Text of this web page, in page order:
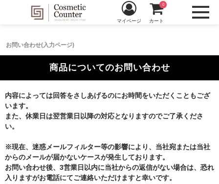
お問い合わせ(入力ページ)
マイページ カート
0
商品についてのお問い合わせ
内容によっては回答をさしあげるのにお時間をいただくこともござ
います。
また、休業日は翌営業日以降の対応となりますのでご了承くださ
い。
※現在、迷惑メールフィルター等の影響により、当社宛または当社
からのメールが届かないケースが発生しております。
お問い合わせ後、3営業日以内に当社からの返信がない場合は、恐れ
入りますがお電話にてご連絡いただけますと幸いです。